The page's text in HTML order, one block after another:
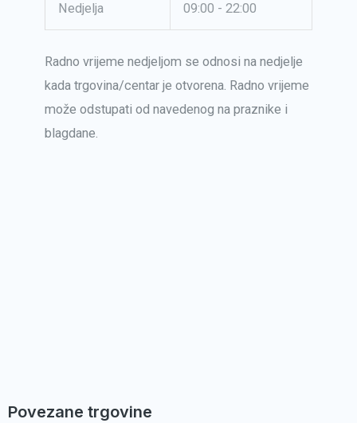
Nedjelja 09:00 - 22:00
Radno vrijeme nedjeljom se odnosi na nedjelje
kada trgovina/centar je otvorena. Radno vrijeme
može odstupati od navedenog na praznike i
blagdane.
Povezane trgovine